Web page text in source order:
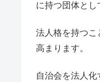
に持つ団体とし
法人格を持つ
高まります。
自治会を法人化